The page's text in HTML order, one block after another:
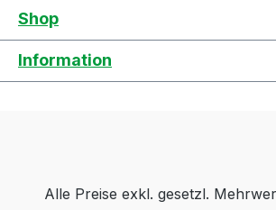
Shop
Information
Alle Preise exkl. gesetzl.